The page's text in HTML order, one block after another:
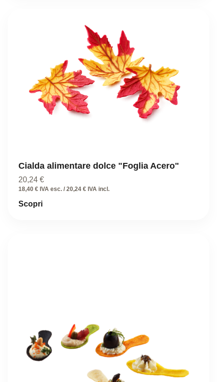
Cialda alimentare dolce "Foglia Acero"
20,24 €
18,40 € IVA esc. / 20,24 € IVA incl.
Scopri